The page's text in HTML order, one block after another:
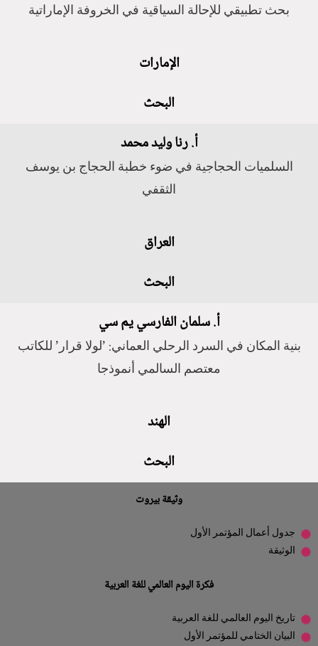
بحث تطبيقي للإحالة السياقية في الخروفة الإماراتية
الإمارات
البحث
أ. رنا وليد محمد
السلميات الحجاجية في ضوء خطبة الحجاج بن يوسف
الثقفي
العراق
البحث
أ. سلمان الفارسي يم سي
بنية المكان في السرد الرحلي العماني: ’لولا قرار’ للكاتب
معتصم السالمي أنموذجا
الهند
البحث
وثيقة بيروت
جدول أعمال المؤتمر الأول
الوثيقة
فكرة اليوم العالمي للغة العربية
تاريخ اليوم العالمي للغة العربية
البيان الختامي للمؤتمر الأول